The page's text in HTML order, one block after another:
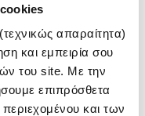
cookies
απαραίτητα)
και εμπειρία σου
του site. Με την
επιπρόσθετα
και των